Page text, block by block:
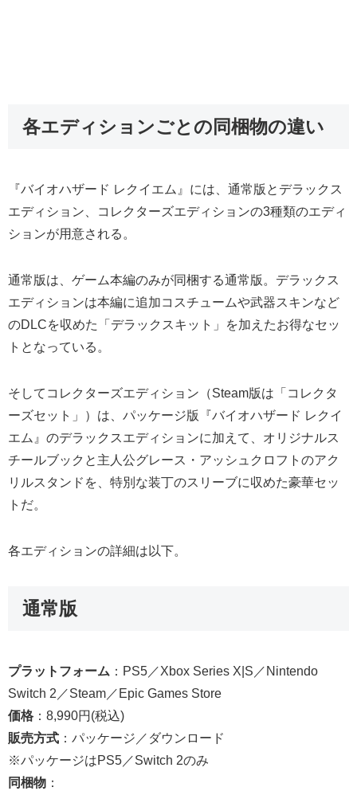
各エディションごとの同梱物の違い
『バイオハザード レクイエム』には、通常版とデラックス
エディション、コレクターズエディションの3種類のエディ
ションが用意される。
通常版は、ゲーム本編のみが同梱する通常版。デラックス
エディションは本編に追加コスチュームや武器スキンなど
のDLCを収めた「デラックスキット」を加えたお得なセッ
トとなっている。
そしてコレクターズエディション（Steam版は「コレクタ
ーズセット」）は、パッケージ版『バイオハザード レクイ
エム』のデラックスエディションに加えて、オリジナルス
チールブックと主人公グレース・アッシュクロフトのアク
リルスタンドを、特別な装丁のスリーブに収めた豪華セッ
トだ。
各エディションの詳細は以下。
通常版
プラットフォーム ：PS5／Xbox Series X|S／Nintendo
Switch 2／Steam／Epic Games Store
価格 ：8,990円(税込)
販売方式 ：パッケージ／ダウンロード
※パッケージはPS5／Switch 2のみ
同梱物 ：